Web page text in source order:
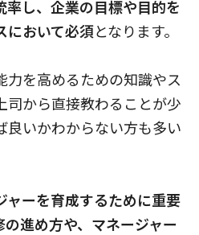
し、企業の目標や目的を
において必須となります。
力を高めるための知識やス
司から直接教わることが少
良いかわからない方も多い
ャーを育成するために重要
進め方や、マネージャー